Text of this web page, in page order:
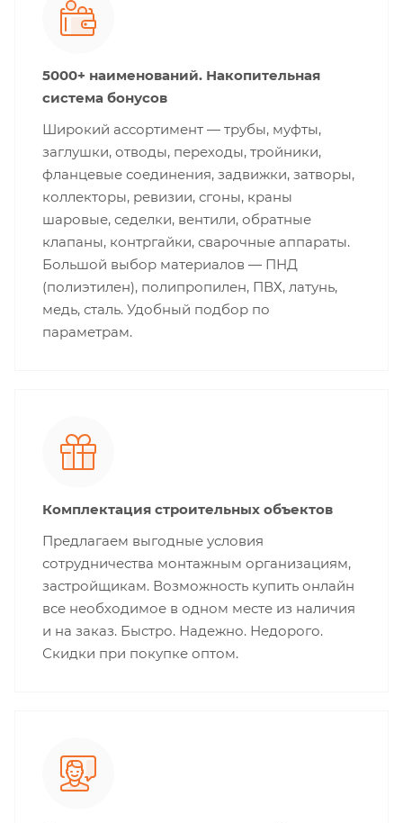
5000+ наименований. Накопительная
система бонусов
Широкий ассортимент — трубы, муфты,
заглушки, отводы, переходы, тройники,
фланцевые соединения, задвижки, затворы,
коллекторы, ревизии, сгоны, краны
шаровые, седелки, вентили, обратные
клапаны, контргайки, сварочные аппараты.
Большой выбор материалов — ПНД
(полиэтилен), полипропилен, ПВХ, латунь,
медь, сталь. Удобный подбор по
параметрам.
Комплектация строительных объектов
Предлагаем выгодные условия
сотрудничества монтажным организациям,
застройщикам. Возможность купить онлайн
все необходимое в одном месте из наличия
и на заказ. Быстро. Надежно. Недорого.
Скидки при покупке оптом.